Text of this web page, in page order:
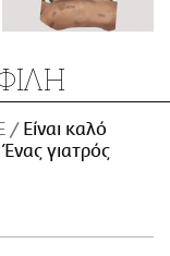
Είναι καλό
γιατρός